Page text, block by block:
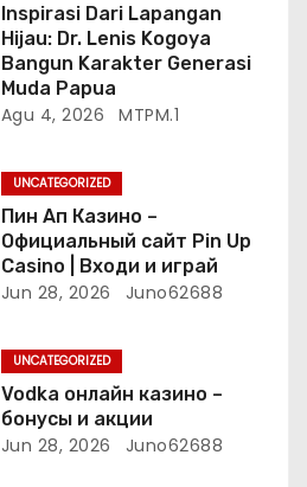
Inspirasi Dari Lapangan
Hijau: Dr. Lenis Kogoya
Bangun Karakter Generasi
Muda Papua
Agu 4, 2026 MTPM.1
UNCATEGORIZED
Пин Ап Казино –
Официальный сайт Pin Up
Casino | Входи и играй
Jun 28, 2026 Juno62688
UNCATEGORIZED
Vodka онлайн казино –
бонусы и акции
Jun 28, 2026 Juno62688